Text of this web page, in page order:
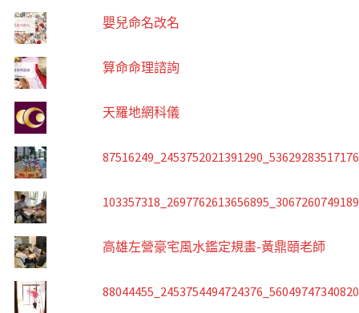
嬰兒命名改名
算命命理諮詢
天羅地網科儀
高雄左營豪宅風水鑑定規畫-黃鼎頤老師